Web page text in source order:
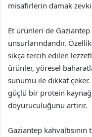
misafirlerin damak
Et ürünleri de Gaziantep
unsurlarındandır.
sıkça tercih edilen
ürünler, yöresel
sunumu ile dikkat
güçlü bir protein
doyuruculuğunu artırır.
Gaziantep